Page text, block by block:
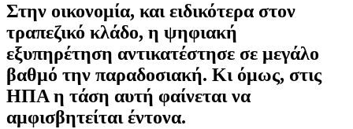
Στην οικονομία, και ειδικότερα στον
τραπεζικό κλάδο, η ψηφιακή
εξυπηρέτηση αντικατέστησε σε μεγάλο
βαθμό την παραδοσιακή. Κι όμως, στις
ΗΠΑ η τάση αυτή φαίνεται να
αμφισβητείται έντονα.